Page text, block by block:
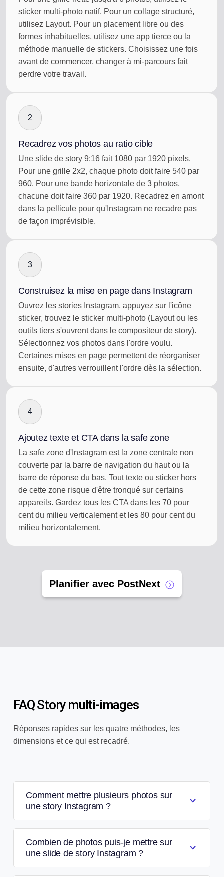
sticker multi-photo natif. Pour un collage structuré,
utilisez Layout. Pour un placement libre ou des
formes inhabituelles, utilisez une app tierce ou la
méthode manuelle de stickers. Choisissez une fois
avant de commencer, changer à mi-parcours fait
perdre votre travail.
2
Recadrez vos photos au ratio cible
Une slide de story 9:16 fait 1080 par 1920 pixels.
Pour une grille 2x2, chaque photo doit faire 540 par
960. Pour une bande horizontale de 3 photos,
chacune doit faire 360 par 1920. Recadrez en amont
dans la pellicule pour qu'Instagram ne recadre pas
de façon imprévisible.
3
Construisez la mise en page dans Instagram
Ouvrez les stories Instagram, appuyez sur l'icône
sticker, trouvez le sticker multi-photo (Layout ou les
outils tiers s'ouvrent dans le compositeur de story).
Sélectionnez vos photos dans l'ordre voulu.
Certaines mises en page permettent de réorganiser
ensuite, d'autres verrouillent l'ordre dès la sélection.
4
Ajoutez texte et CTA dans la safe zone
La safe zone d'Instagram est la zone centrale non
couverte par la barre de navigation du haut ou la
barre de réponse du bas. Tout texte ou sticker hors
de cette zone risque d'être tronqué sur certains
appareils. Gardez tous les CTA dans les 70 pour
cent du milieu verticalement et les 80 pour cent du
milieu horizontalement.
Planifier avec PostNext
FAQ Story multi-images
Réponses rapides sur les quatre méthodes, les
dimensions et ce qui est recadré.
Comment mettre plusieurs photos sur
une story Instagram ?
Combien de photos puis-je mettre sur
une slide de story Instagram ?